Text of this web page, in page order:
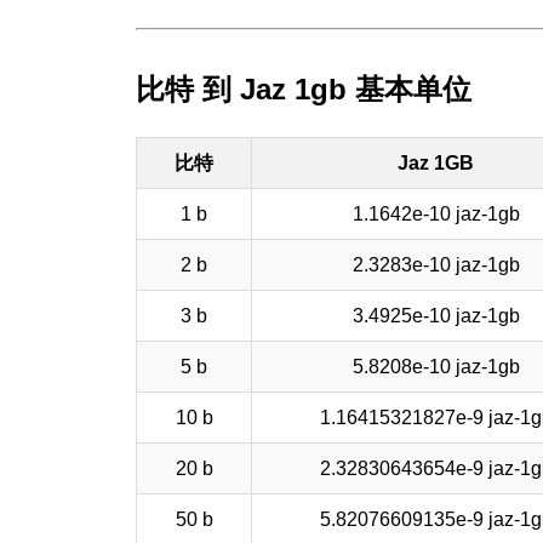
比特 到 Jaz 1gb 基本单位
比特 Jaz 1GB
1 b 1.1642e-10 jaz-1gb
2 b 2.3283e-10 jaz-1gb
3 b 3.4925e-10 jaz-1gb
5 b 5.8208e-10 jaz-1gb
10 b 1.16415321827e-9 jaz-
20 b 2.32830643654e-9 jaz-
50 b 5.82076609135e-9 jaz-